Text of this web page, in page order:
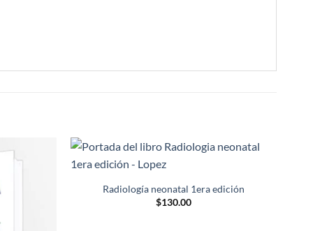
lista de
Radiología neonatal 1era edición
$130.00